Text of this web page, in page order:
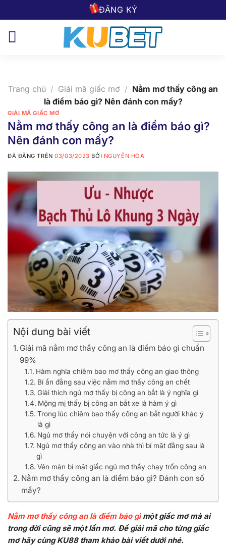
đến
nội
dung
ĐĂNG KÝ
Trang chủ / Giải mã giấc mơ / Nằm mơ thấy công an
là điềm báo gì? Nên đánh con mấy?
GIẢI MÃ GIẤC MƠ
Nằm mơ thấy công an là điềm báo gì?
Nên đánh con mấy?
ĐÃ ĐĂNG TRÊN03/03/2023 BỞI NGUYỄN HÒA
Nội dung bài viết
Giải mã nằm mơ thấy công an là điềm báo gì chuẩn
99%
Hàm nghĩa chiêm bao mơ thấy công an giao thông
Bí ẩn đằng sau việc nằm mơ thấy công an chết
Giải thích ngủ mơ thấy bị công an bắt là ý nghĩa gì
Mộng mị thấy bị công an bắt xe là hàm ý gì
Trong lúc chiêm bao thấy công an bắt người khác ý
là gì
Ngủ mơ thấy nói chuyện với công an tức là ý gì
Ngủ mơ thấy công an vào nhà thì bí mật đằng sau là
gì
Vén màn bí mật giấc ngủ mơ thấy chạy trốn công an
Nằm mơ thấy công an là điềm báo gì? Đánh con số
mấy?
Nằm mơ thấy công an là điềm báo gìmột giấc mơ mà ai
trong đời cũng sẽ một lần mơ. Để giải mã cho từng giấc
mơ hãy cùng KU88 tham khảo bài viết dưới nhé.